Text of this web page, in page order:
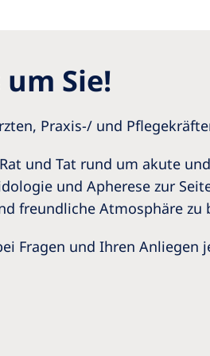
Asia
Sie!
Praxis-/ und
und Tat rund um akute
und Apherese zur
freundliche Atmosphäre
Fragen und Ihren Anliegen